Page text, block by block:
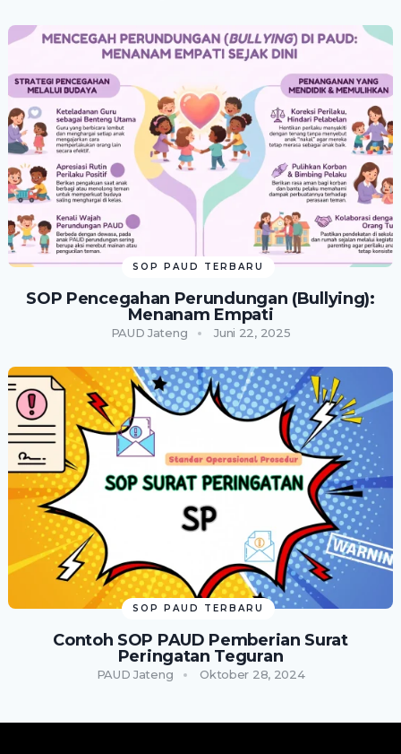
SOP PAUD TERBARU
SOP Pencegahan Perundungan (Bullying):
Menanam Empati
PAUD Jateng Juni 22, 2025
SOP PAUD TERBARU
Contoh SOP PAUD Pemberian Surat
Peringatan Teguran
PAUD Jateng Oktober 28, 2024